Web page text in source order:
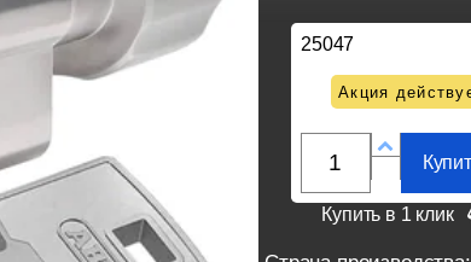
25047
Акция
Купить в 1 клик